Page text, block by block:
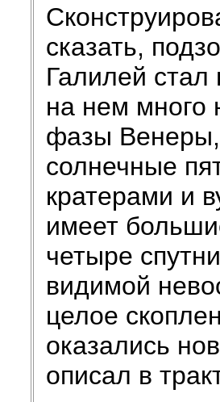
сказать,
Галилей
на нем много
фазы Венеры,
солнечные
кратерами и
имеет
четыре
видимой
целое
оказались
описал в